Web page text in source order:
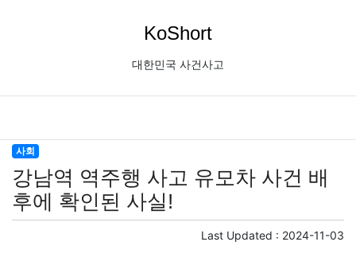
KoShort
대한민국 사건사고
사회
강남역 역주행 사고 유모차 사건 배
후에 확인된 사실!
Last Updated : 2024-11-03